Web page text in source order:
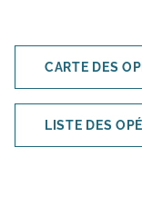
CARTE DES
LISTE DES